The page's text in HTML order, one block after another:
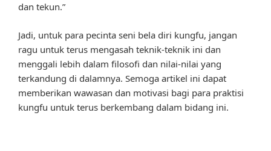
dan tekun.”
Jadi, untuk para pecinta seni bela diri kungfu, jangan
ragu untuk terus mengasah teknik-teknik ini dan
menggali lebih dalam filosofi dan nilai-nilai yang
terkandung di dalamnya. Semoga artikel ini dapat
memberikan wawasan dan motivasi bagi para praktisi
kungfu untuk terus berkembang dalam bidang ini.